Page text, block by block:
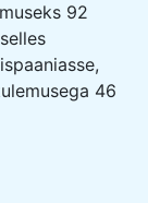
92
46